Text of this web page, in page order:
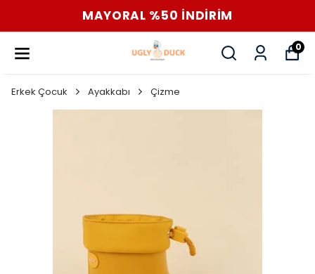
MAYORAL %50 İNDİRİM
0
Erkek Çocuk Ayakkabı Çizme